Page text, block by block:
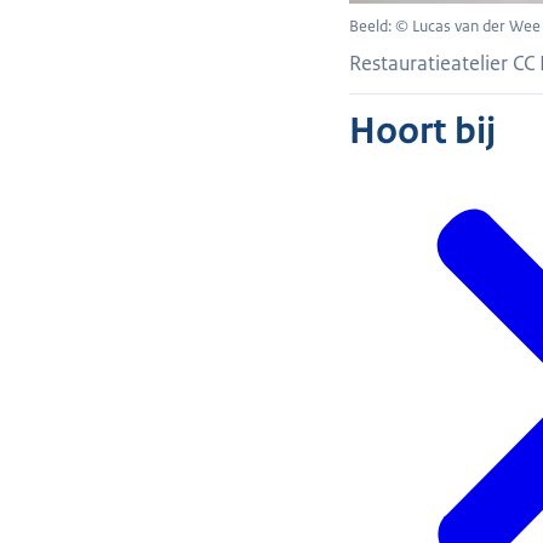
Beeld: © Lucas van der Wee
Restauratieatelier CC
Hoort bij